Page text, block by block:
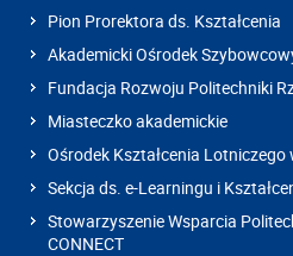
Pion Prorektora ds. Kształcenia
Akademicki Ośrodek
Fundacja Rozwoju Politechniki
Miasteczko akademickie
Ośrodek Kształcenia Lotniczego
Sekcja ds. e-Learningu i
Stowarzyszenie Wsparcia
CONNECT